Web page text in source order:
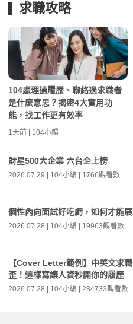
求職攻略
104處理過履歷、聯絡過求職者
是什麼意思？揭密4大實用功
能，找工作更有效率
1天前 | 104小編
財星500大企業 六台企上榜
2026.07.29 | 104小編 | 1766觀看數
個性內向面試好吃虧，如何才能
2026.07.28 | 104小編 | 19963觀看數
【Cover Letter範例】中英文求
歪！這樣寫讓人資秒開你的履歷
2026.07.28 | 104小編 | 284733觀看數